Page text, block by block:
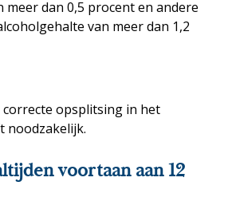
meer dan 0,5 procent en andere
van meer dan 1,2
correcte opsplitsing in het
noodzakelijk.
voortaan aan 12